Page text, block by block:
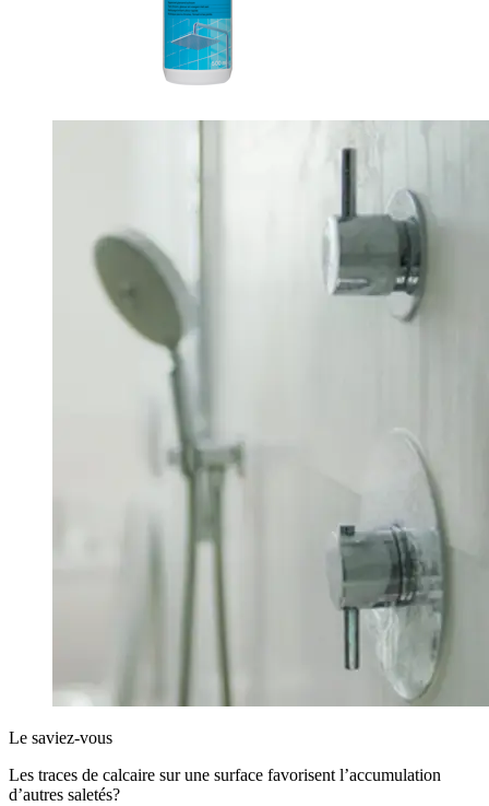
Le saviez-vous
Les traces de calcaire sur une surface favorisent l’accumulation
d’autres saletés?